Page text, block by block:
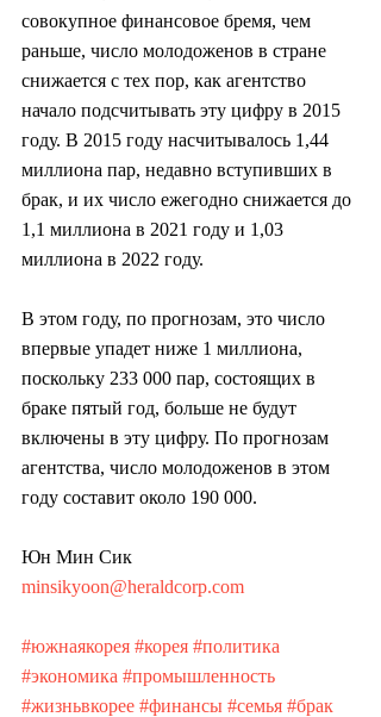
совокупное финансовое бремя, чем
раньше, число молодоженов в стране
снижается с тех пор, как агентство
начало подсчитывать эту цифру в 2015
году. В 2015 году насчитывалось 1,44
миллиона пар, недавно вступивших в
брак, и их число ежегодно снижается до
1,1 миллиона в 2021 году и 1,03
миллиона в 2022 году.
В этом году, по прогнозам, это число
впервые упадет ниже 1 миллиона,
поскольку 233 000 пар, состоящих в
браке пятый год, больше не будут
включены в эту цифру. По прогнозам
агентства, число молодоженов в этом
году составит около 190 000.
Юн Мин Сик
minsikyoon@heraldcorp.com
#южнаякорея #корея #политика
#экономика #промышленность
#жизньвкорее #финансы #семья #брак